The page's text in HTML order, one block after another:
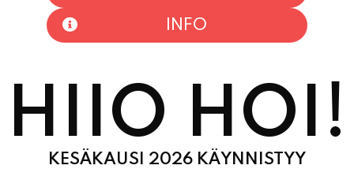
INFO
HIIO HOI!
KESÄKAUSI 2026 KÄYNNISTYY